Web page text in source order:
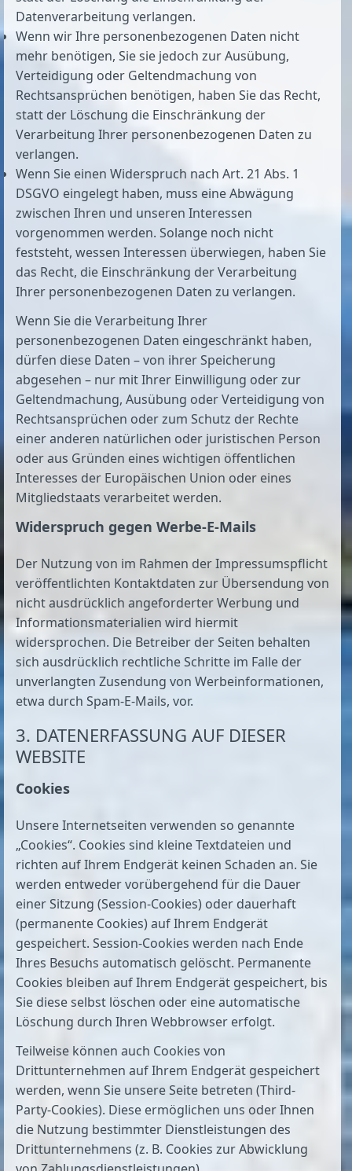
Datenverarbeitung verlangen.
Wenn wir Ihre personenbezogenen Daten nicht
mehr benötigen, Sie sie jedoch zur Ausübung,
Verteidigung oder Geltendmachung von
Rechtsansprüchen benötigen, haben Sie das Recht,
statt der Löschung die Einschränkung der
Verarbeitung Ihrer personenbezogenen Daten zu
verlangen.
Wenn Sie einen Widerspruch nach Art. 21 Abs. 1
DSGVO eingelegt haben, muss eine Abwägung
zwischen Ihren und unseren Interessen
vorgenommen werden. Solange noch nicht
feststeht, wessen Interessen überwiegen, haben Sie
das Recht, die Einschränkung der Verarbeitung
Ihrer personenbezogenen Daten zu verlangen.
Wenn Sie die Verarbeitung Ihrer
personenbezogenen Daten eingeschränkt haben,
dürfen diese Daten – von ihrer Speicherung
abgesehen – nur mit Ihrer Einwilligung oder zur
Geltendmachung, Ausübung oder Verteidigung von
Rechtsansprüchen oder zum Schutz der Rechte
einer anderen natürlichen oder juristischen Person
oder aus Gründen eines wichtigen öffentlichen
Interesses der Europäischen Union oder eines
Mitgliedstaats verarbeitet werden.
Widerspruch gegen Werbe-E-Mails
Der Nutzung von im Rahmen der Impressumspflicht
veröffentlichten Kontaktdaten zur Übersendung von
nicht ausdrücklich angeforderter Werbung und
Informationsmaterialien wird hiermit
widersprochen. Die Betreiber der Seiten behalten
sich ausdrücklich rechtliche Schritte im Falle der
unverlangten Zusendung von Werbeinformationen,
etwa durch Spam-E-Mails, vor.
3. DATENERFASSUNG AUF DIESER
WEBSITE
Cookies
Unsere Internetseiten verwenden so genannte
„Cookies“. Cookies sind kleine Textdateien und
richten auf Ihrem Endgerät keinen Schaden an. Sie
werden entweder vorübergehend für die Dauer
einer Sitzung (Session-Cookies) oder dauerhaft
(permanente Cookies) auf Ihrem Endgerät
gespeichert. Session-Cookies werden nach Ende
Ihres Besuchs automatisch gelöscht. Permanente
Cookies bleiben auf Ihrem Endgerät gespeichert, bis
Sie diese selbst löschen oder eine automatische
Löschung durch Ihren Webbrowser erfolgt.
Teilweise können auch Cookies von
Drittunternehmen auf Ihrem Endgerät gespeichert
werden, wenn Sie unsere Seite betreten (Third-
Party-Cookies). Diese ermöglichen uns oder Ihnen
die Nutzung bestimmter Dienstleistungen des
Drittunternehmens (z. B. Cookies zur Abwicklung